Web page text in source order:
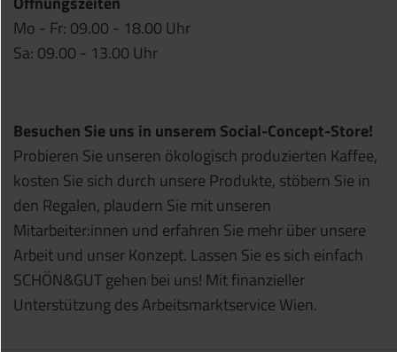
Mo - Fr: 09.00 - 18.00 Uhr
Sa: 09.00 - 13.00 Uhr
Besuchen Sie uns in unserem Social-Concept-Store!
Probieren Sie unseren ökologisch produzierten Kaffee,
kosten Sie sich durch unsere Produkte, stöbern Sie in
den Regalen, plaudern Sie mit unseren
Mitarbeiter:innen und erfahren Sie mehr über unsere
Arbeit und unser Konzept. Lassen Sie es sich einfach
SCHÖN&GUT gehen bei uns! Mit finanzieller
Unterstützung des Arbeitsmarktservice Wien.